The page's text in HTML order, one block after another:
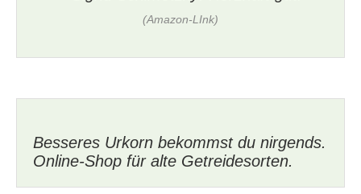
(Amazon-LInk)
Besseres Urkorn bekommst du nirgends.
Online-Shop für alte Getreidesorten.